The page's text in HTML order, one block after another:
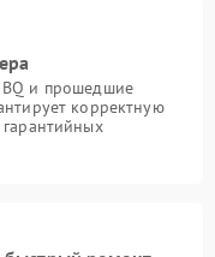
BQ и прошедшие
корректную